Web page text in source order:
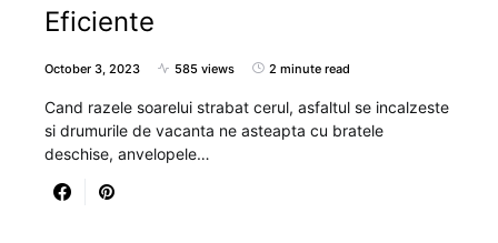
Eficiente
October 3, 2023 585 views 2 minute read
Cand razele soarelui strabat cerul, asfaltul se incalzeste
si drumurile de vacanta ne asteapta cu bratele
deschise, anvelopele…